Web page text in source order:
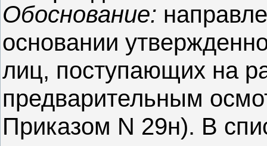
Обоснование:
основании
лиц, поступающих на
предварительным
Приказом N 29н). В